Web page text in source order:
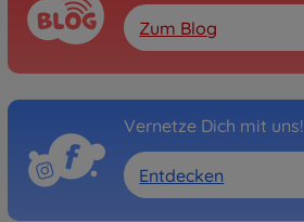
Zum Blog
Vernetze Dich mit uns!
Entdecken